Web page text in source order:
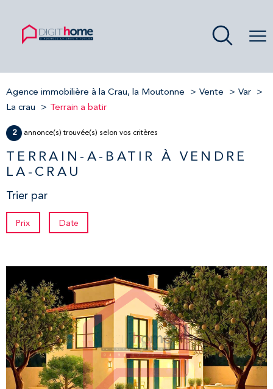
Agence immobilière à la Crau, la Moutonne Vente
Var
La crau
Terrain a batir
2 annonce(s) trouvée(s) selon vos critères
TERRAIN-A-BATIR À VENDRE
LA-CRAU
Trier par
Prix Date
VOIR LE
BIEN